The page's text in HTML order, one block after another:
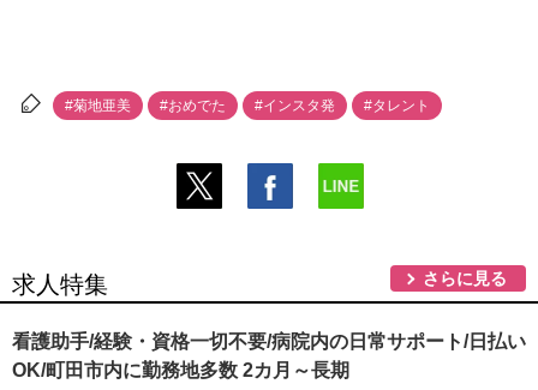
#菊地亜美 #おめでた #インスタ発 #タレント
求人特集 さらに見る
看護助手/経験・資格一切不要/病院内の日常サポート/日払い
OK/町田市内に勤務地多数 2カ月～長期